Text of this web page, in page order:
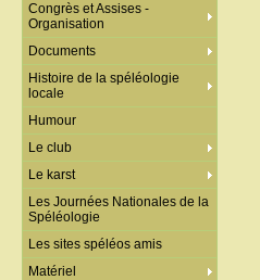
Congrès et Assises -
Organisation
Documents
Histoire de la spéléologie
locale
Humour
Le club
Le karst
Les Journées Nationales de la
Spéléologie
Les sites spéléos amis
Matériel